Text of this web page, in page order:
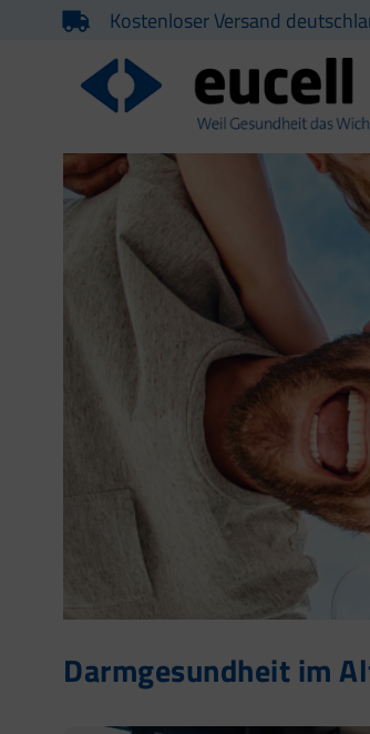
Kostenloser Versand
Darmgesundheit im